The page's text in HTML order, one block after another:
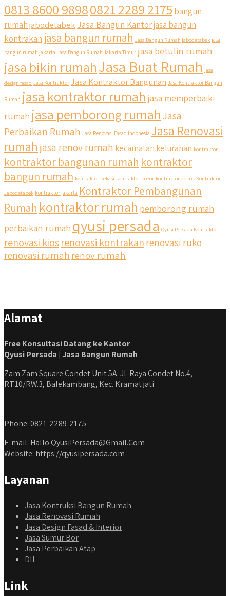
0813 8600 98980821 2289 2175 bangun
rumahjabodetabek Jasa Bangun Kantorjasa bangun
kontrakan jasa bangun rumah Jasa Bangun Rumah jabodetabek jasa
bangun rumah jakarta Jasa Bangun Rumah Jakarta Timur jasa betulin rumah
jasa bikin rumahJasa Buat Rumah jasa
design fasad Jasa Kontraktor Jasa Kontraktor Bangunan Jasa Kontraktor Bangun
Rumah jasa kontraktor rumah jasa memperbaiki
rumah jasa pemborong rumahJasa
Perbaikan Rumah Jasa Renovasi Fasad Indonesia Jasa Renovasi
rumah jasa renov rumah kecamatan kelurahan kontraktor
kontraktor bangunan rumah kontraktor
bangun rumah kontraktor bekasi kontraktor bogor kontraktor depok Kontraktor
Jabodetabek kontraktor jakarta Kontraktor Pembangunan
Rumah kontraktor rumah pemborong rumah
perbaikan rumah qyusi persada Qyusi Persada Kontraktor
renovasi kiosrenovasi kontrakanrenovasi ruko
renovasi rumah renov rumah
Alamat
Free Konsultasi Datang ke Kantor
Qyusi Persada | Jasa Bangun Rumah
Zam Zam Square Condet Unit 5A. Jl. Raya Condet No.4,
RT.10/RW.3, Balekambang, Kec. Kramat jati
Phone: 0821-2289-2175
E-mail: Hallo.QyusiPersada@Gmail.Com
Website: https://qyusipersada.com
Layanan
Jasa Kontruksi Bangun Rumah
Jasa Renovasi Rumah
Jasa Design Fasad & Interior
Jasa Sumur Bor
Jasa Perbaikan Atap
Dll
Link